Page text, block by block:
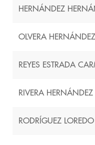
HERNÁNDEZ
OLVERA
REYES ESTRADA
RIVERA
RODRÍGUEZ